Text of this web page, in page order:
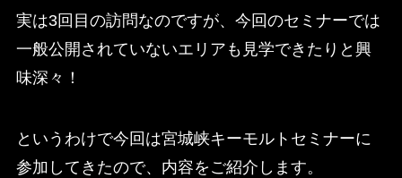
実は3回目の訪問なのですが、今回のセミナーでは
一般公開されていないエリアも見学できたりと興
味深々！
というわけで今回は宮城峡キーモルトセミナーに
参加してきたので、内容をご紹介します。